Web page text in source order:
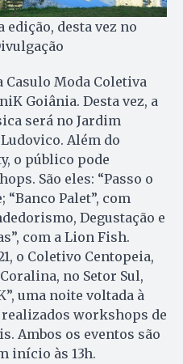
edição, desta vez no
Casulo Moda Coletiva
Goiânia. Desta vez, a
será no Jardim
Além do
o público pode
São eles: “Passo o
“Banco Palet”, com
Degustação e
com a Lion Fish.
o Coletivo Centopeia,
no Setor Sul,
uma noite voltada à
workshops de
Ambos os eventos são
início às 13h.